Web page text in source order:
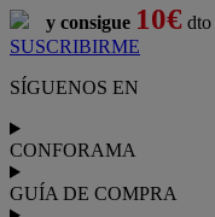
y consigue 10€ dto
SUSCRIBIRME
SÍGUENOS EN
CONFORAMA
GUÍA DE COMPRA